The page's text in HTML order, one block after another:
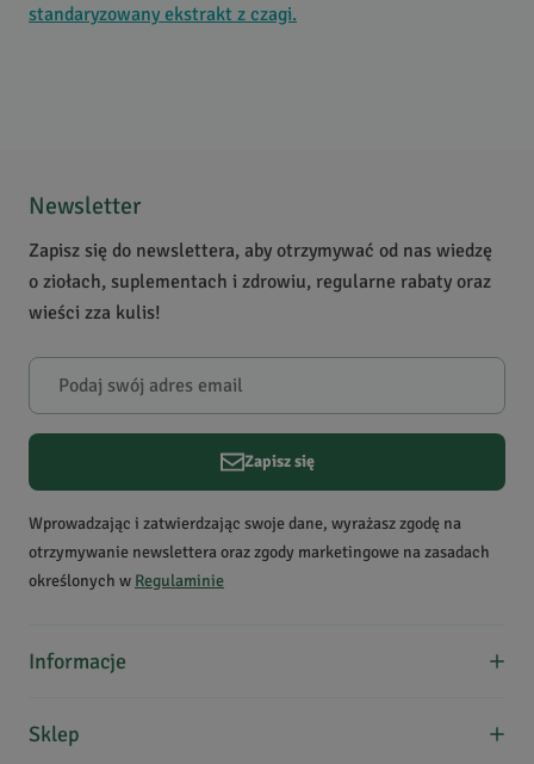
standaryzowany ekstrakt z czagi.
Newsletter
Zapisz się do newslettera, aby otrzymywać od nas wiedzę
o ziołach, suplementach i zdrowiu, regularne rabaty oraz
wieści zza kulis!
Zapisz się
Wprowadzając i zatwierdzając swoje dane, wyrażasz zgodę na
otrzymywanie newslettera oraz zgody marketingowe na zasadach
określonych w Regulaminie
Informacje
Formy płatności
Sklep